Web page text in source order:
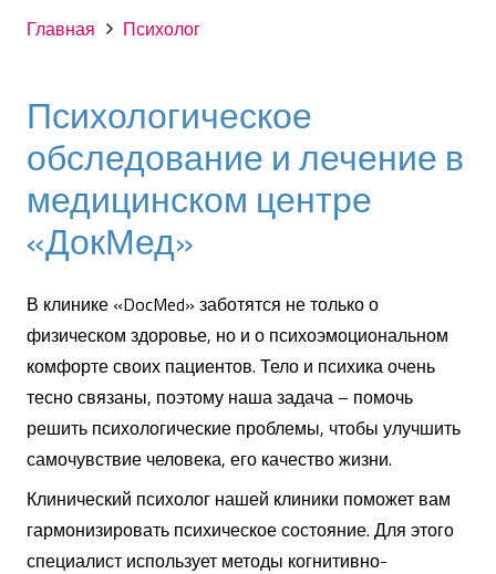
Главная Психолог
Психологическое
обследование и лечение в
медицинском центре
«ДокМед»
В клинике «DocMed» заботятся не только о
физическом здоровье, но и о психоэмоциональном
комфорте своих пациентов. Тело и психика очень
тесно связаны, поэтому наша задача – помочь
решить психологические проблемы, чтобы улучшить
самочувствие человека, его качество жизни.
Клинический психолог нашей клиники поможет вам
гармонизировать психическое состояние. Для этого
специалист использует методы когнитивно-